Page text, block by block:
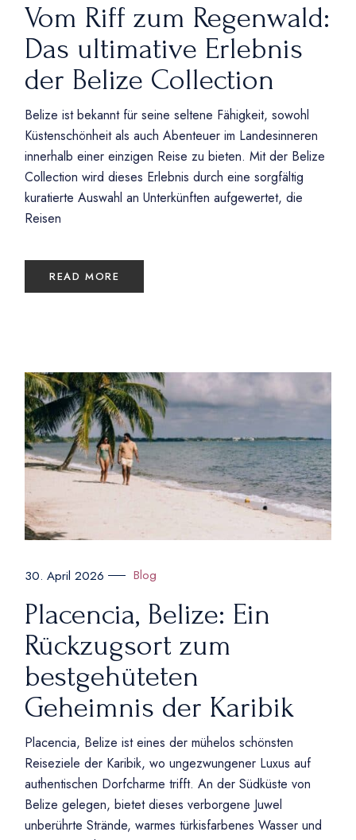
Vom Riff zum Regenwald:
Das ultimative Erlebnis
der Belize Collection
Belize ist bekannt für seine seltene Fähigkeit, sowohl
Küstenschönheit als auch Abenteuer im Landesinneren
innerhalb einer einzigen Reise zu bieten. Mit der Belize
Collection wird dieses Erlebnis durch eine sorgfältig
kuratierte Auswahl an Unterkünften aufgewertet, die
Reisen
READ MORE
30. April 2026 Blog
Placencia, Belize: Ein
Rückzugsort zum
bestgehüteten
Geheimnis der Karibik
Placencia, Belize ist eines der mühelos schönsten
Reiseziele der Karibik, wo ungezwungener Luxus auf
authentischen Dorfcharme trifft. An der Südküste von
Belize gelegen, bietet dieses verborgene Juwel
unberührte Strände, warmes türkisfarbenes Wasser und